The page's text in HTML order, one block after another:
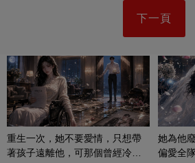
下一頁
重生一次，她不要愛情，只想帶
著孩子遠離他，可那個曾經冷漠
她為他
偏愛全